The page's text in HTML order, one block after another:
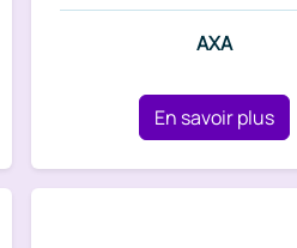
AXA
En savoir plus